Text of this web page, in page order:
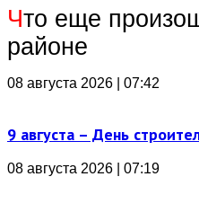
Что еще
районе
08 августа 2026 | 07:42
9 августа – День
08 августа 2026 | 07:19